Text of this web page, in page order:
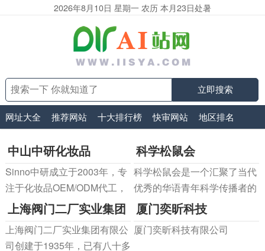
2026年8月10日 星期一 农历 本月23日处暑
立即搜索
网址大全 推荐网站 十大排行榜 快审网站 地区排名
中山中研化妆品
Sinno中研成立于2003年，专
注于化妆品OEM/ODM代工，
提供护肤品、彩妆、香水等全
面解决方案。我们已获得
GMPC、ISO 22716等认证，
科学松鼠会
科学松鼠会是一个汇聚了当代
优秀的华语青年科学传播者的
非营利机构，旨在“剥开科学
的坚果，帮助人们领略科学之
美妙”。
上海阀门二厂实业集团
上海阀门二厂实业集团有限公
司创建于1935年，已有八十多
厦门奕昕科技
厦门奕昕科技有限公司